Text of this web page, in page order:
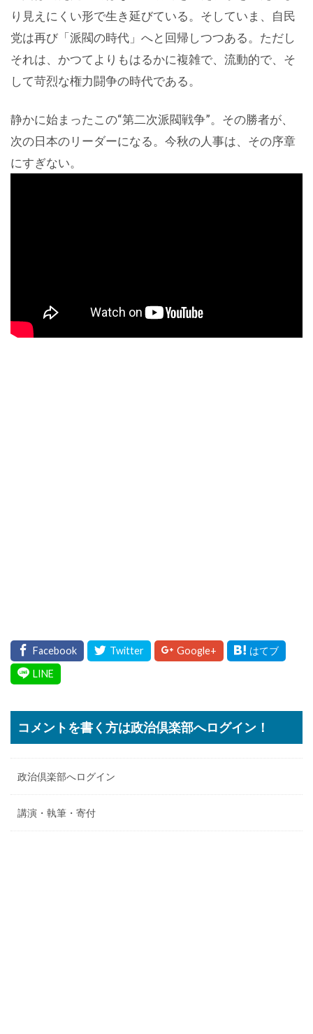
り見えにくい形で生き延びている。そしていま、自民
党は再び「派閥の時代」へと回帰しつつある。ただし
それは、かつてよりもはるかに複雑で、流動的で、そ
して苛烈な権力闘争の時代である。
静かに始まったこの“第二次派閥戦争”。その勝者が、
次の日本のリーダーになる。今秋の人事は、その序章
にすぎない。
コメントを書く方は政治倶楽部へログイン！
政治倶楽部へログイン
講演・執筆・寄付